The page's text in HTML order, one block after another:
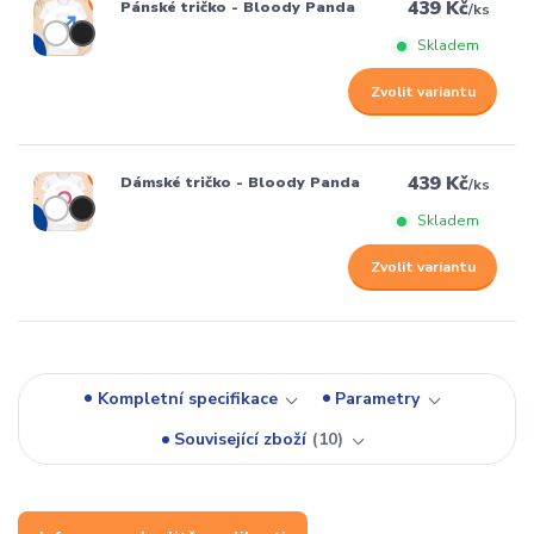
Pánské tričko - Bloody Panda 439 Kč/ks
Skladem
Zvolit variantu
Dámské tričko - Bloody Panda 439 Kč/ks
Skladem
Zvolit variantu
Kompletní specifikace
Parametry
Související zboží
10